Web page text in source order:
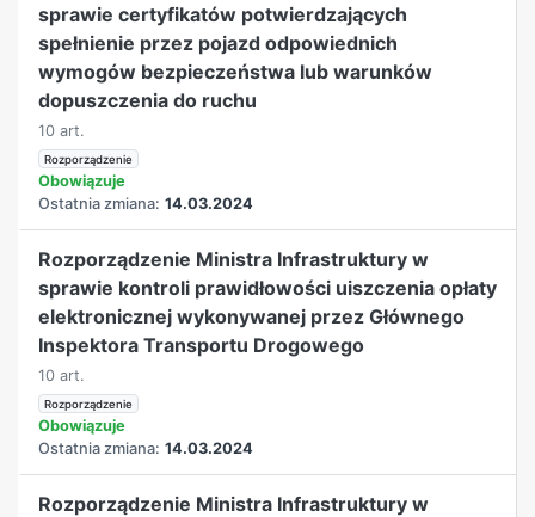
sprawie certyfikatów potwierdzających
spełnienie przez pojazd odpowiednich
wymogów bezpieczeństwa lub warunków
dopuszczenia do ruchu
10 art.
Rozporządzenie
Obowiązuje
Ostatnia zmiana: 14.03.2024
Rozporządzenie Ministra Infrastruktury w
sprawie kontroli prawidłowości uiszczenia opłaty
elektronicznej wykonywanej przez Głównego
Inspektora Transportu Drogowego
10 art.
Rozporządzenie
Obowiązuje
Ostatnia zmiana: 14.03.2024
Rozporządzenie Ministra Infrastruktury w